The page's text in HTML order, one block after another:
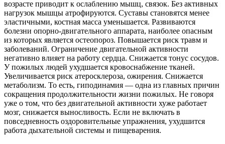
возрасте приводит к ослаблению мышц, связок. Без активных
нагрузок мышцы атрофируются. Суставы становятся менее
эластичными, костная масса уменьшается. Развиваются
болезни опорно-двигательного аппарата, наиболее опасным
из которых является остеопороз. Повышается риск травм и
заболеваний. Ограничение двигательной активности
негативно влияет на работу сердца. Снижается тонус сосудов.
У пожилых людей ухудшается кровоснабжение тканей.
Увеличивается риск атеросклероза, ожирения. Снижается
метаболизм. То есть, гиподинамия — одна из главных причин
сокращения продолжительности жизни пожилых. Не говоря
уже о том, что без двигательной активности хуже работает
мозг, снижается выносливость. Если не включать в
повседневность оздоровительные упражнения, ухудшится
работа дыхательной системы и пищеварения.